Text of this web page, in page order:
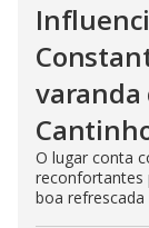
varanda
O lugar conta
reconfortantes
boa